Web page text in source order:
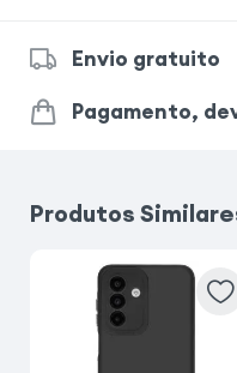
iPhone 17 Pro Max
Samsung Galaxy
Samsung Galaxy S25
Samsung Galaxy S24
Envio gratuito
Pagamento,
Produtos